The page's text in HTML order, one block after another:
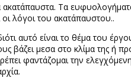
ακατάπαυστα. Τα
λόγοι του ακατάπαυστου..
είναι το θέμα του
βάζει μεσα στο κλίμα της
φαντάζομαι την